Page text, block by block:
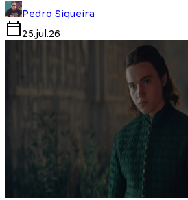
Pedro Siqueira
25.jul.26